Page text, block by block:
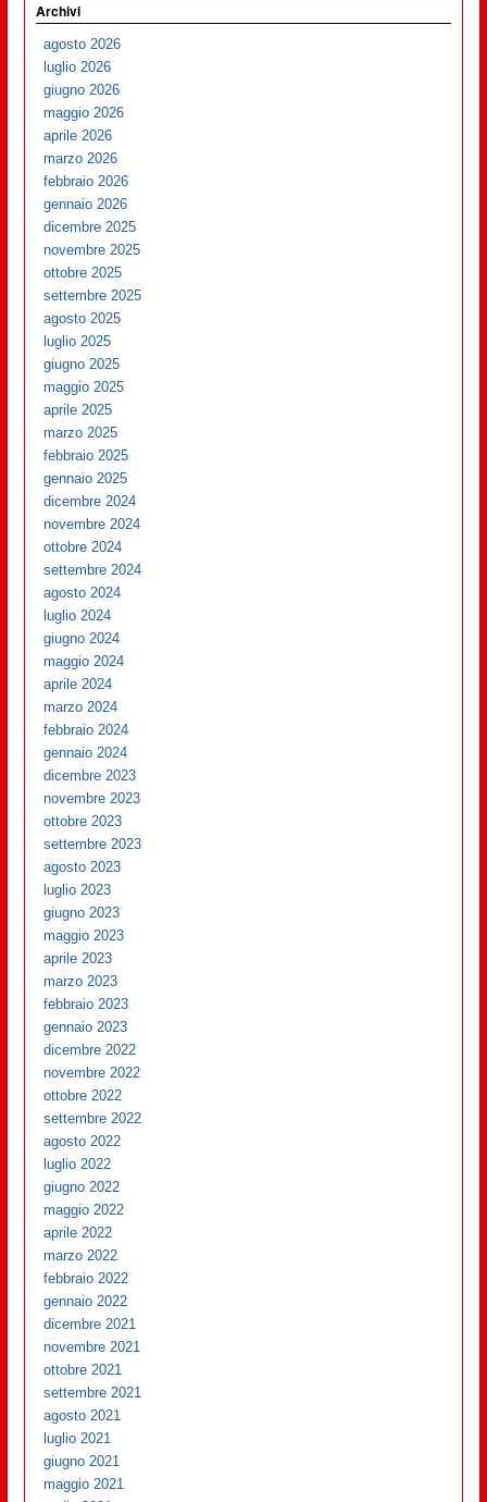
Archivi
agosto 2026
luglio 2026
giugno 2026
maggio 2026
aprile 2026
marzo 2026
febbraio 2026
gennaio 2026
dicembre 2025
novembre 2025
ottobre 2025
settembre 2025
agosto 2025
luglio 2025
giugno 2025
maggio 2025
aprile 2025
marzo 2025
febbraio 2025
gennaio 2025
dicembre 2024
novembre 2024
ottobre 2024
settembre 2024
agosto 2024
luglio 2024
giugno 2024
maggio 2024
aprile 2024
marzo 2024
febbraio 2024
gennaio 2024
dicembre 2023
novembre 2023
ottobre 2023
settembre 2023
agosto 2023
luglio 2023
giugno 2023
maggio 2023
aprile 2023
marzo 2023
febbraio 2023
gennaio 2023
dicembre 2022
novembre 2022
ottobre 2022
settembre 2022
agosto 2022
luglio 2022
giugno 2022
maggio 2022
aprile 2022
marzo 2022
febbraio 2022
gennaio 2022
dicembre 2021
novembre 2021
ottobre 2021
settembre 2021
agosto 2021
luglio 2021
giugno 2021
maggio 2021